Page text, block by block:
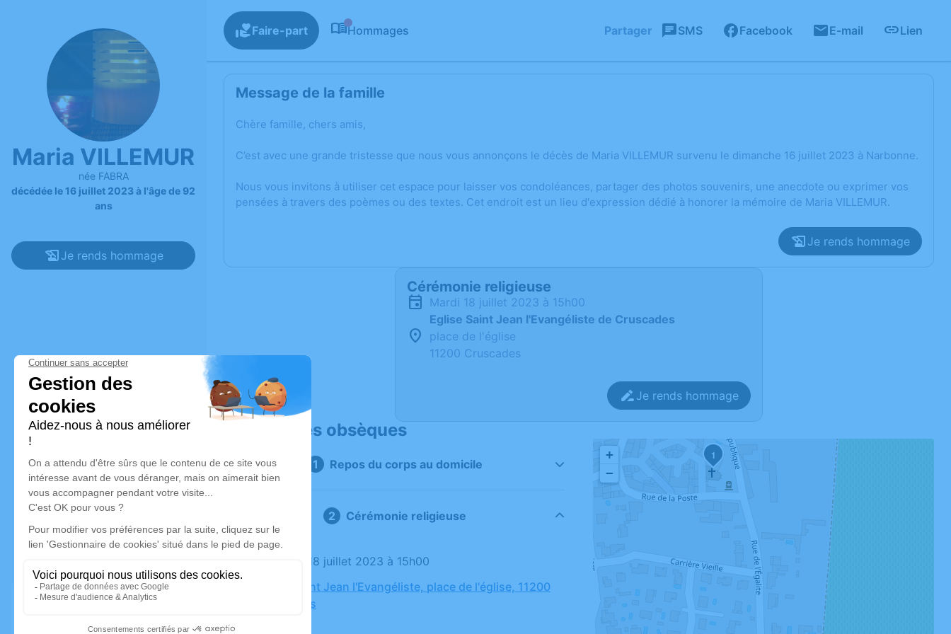
Maria VILLEMUR
née FABRA
décédée le 16 juillet 2023 à l'âge de 92
ans
Je rends hommage
Faire-part Hommages Partager SMS Facebook E-mail Lien
Message de la famille
Chère famille, chers amis,
C’est avec une grande tristesse que nous vous annonçons le décès de Maria VILLEMUR survenu le dimanche 16 juillet 2023 à Narbonne.
Nous vous invitons à utiliser cet espace pour laisser vos condoléances, partager des photos souvenirs, une anecdote ou exprimer vos
pensées à travers des poèmes ou des textes. Cet endroit est un lieu d'expression dédié à honorer la mémoire de Maria VILLEMUR.
Je rends hommage
Cérémonie religieuse
mardi 18 juillet 2023 à 15h00
Eglise Saint Jean l'Evangéliste de Cruscades
place de l'église
11200 Cruscades
Je rends hommage
Déroulé des obsèques
Repos du corps au domicile
Cérémonie religieuse
Le mardi 18 juillet 2023 à 15h00
Eglise Saint Jean l'Evangéliste, place de l'église, 11200
Cruscades
1
+
−